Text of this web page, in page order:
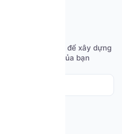
chuyên nghiệp để xây dựng
theo yêu cầu của bạn